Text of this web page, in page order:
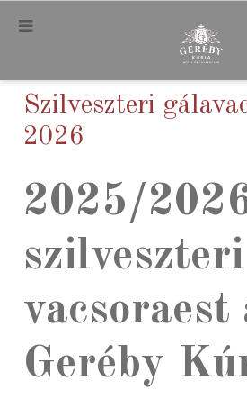
.
Szilveszteri
2026
2025/
szilveszteri
vacsoraest
Geréby